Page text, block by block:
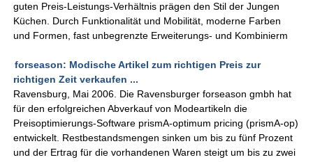
guten Preis-Leistungs-Verhältnis prägen den Stil der Jungen
Küchen. Durch Funktionalität und Mobilität, moderne Farben
und Formen, fast unbegrenzte Erweiterungs- und Kombinierm
forseason: Modische Artikel zum richtigen Preis zur
richtigen Zeit verkaufen ...
Ravensburg, Mai 2006. Die Ravensburger forseason gmbh hat
für den erfolgreichen Abverkauf von Modeartikeln die
Preisoptimierungs-Software prismA-optimum pricing (prismA-op)
entwickelt. Restbestandsmengen sinken um bis zu fünf Prozent
und der Ertrag für die vorhandenen Waren steigt um bis zu zwei